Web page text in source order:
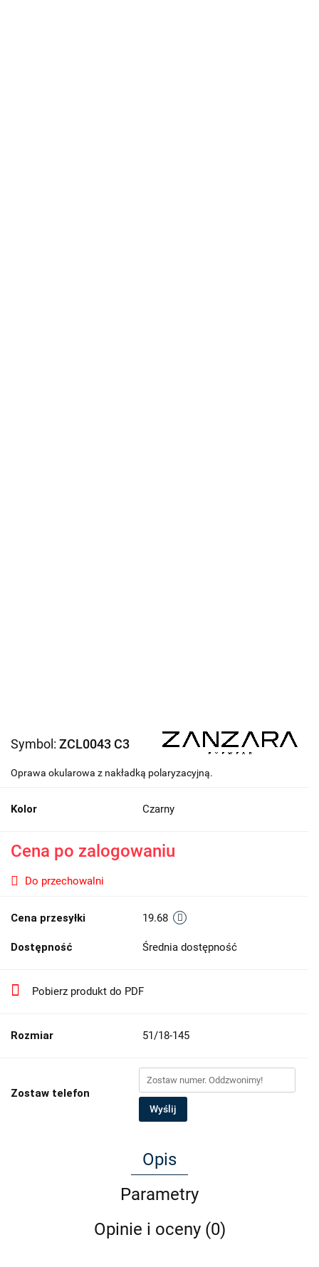
Symbol: ZCL0043 C3
Oprawa okularowa z nakładką polaryzacyjną.
Kolor Czarny
Cena po zalogowaniu
Do przechowalni
Cena przesyłki 19.68
Dostępność Średnia dostępność
Pobierz produkt do PDF
Rozmiar 51/18-145
Zostaw telefon
Wyślij
Opis
Parametry
Opinie i oceny (0)